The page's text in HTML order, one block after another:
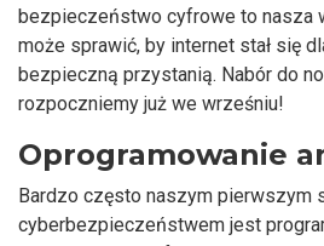
bezpieczeństwo cyfrowe to nasza
może sprawić, by internet stał się
bezpieczną przystanią. Nabór do
rozpoczniemy już we wrześniu!
Oprogramowanie
Bardzo często naszym pierwszym
cyberbezpieczeństwem jest